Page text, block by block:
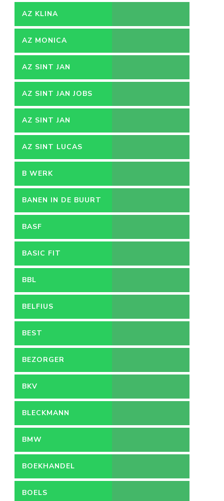
AZ KLINA
AZ MONICA
AZ SINT JAN
AZ SINT JAN JOBS
AZ SINT JAN
VACATURES
AZ SINT LUCAS
B WERK
BANEN IN DE BUURT
BASF
BASIC FIT
BBL
BELFIUS
BEST
BEZORGER
BKV
BLECKMANN
BMW
BOEKHANDEL
BOELS